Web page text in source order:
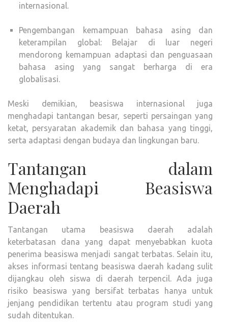
internasional.
Pengembangan kemampuan bahasa asing dan
keterampilan global: Belajar di luar negeri
mendorong kemampuan adaptasi dan penguasaan
bahasa asing yang sangat berharga di era
globalisasi.
Meski demikian, beasiswa internasional juga
menghadapi tantangan besar, seperti persaingan yang
ketat, persyaratan akademik dan bahasa yang tinggi,
serta adaptasi dengan budaya dan lingkungan baru.
Tantangan dalam
Menghadapi Beasiswa
Daerah
Tantangan utama beasiswa daerah adalah
keterbatasan dana yang dapat menyebabkan kuota
penerima beasiswa menjadi sangat terbatas. Selain itu,
akses informasi tentang beasiswa daerah kadang sulit
dijangkau oleh siswa di daerah terpencil. Ada juga
risiko beasiswa yang bersifat terbatas hanya untuk
jenjang pendidikan tertentu atau program studi yang
sudah ditentukan.